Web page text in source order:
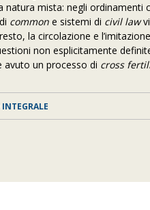
mista: negli
di common e sistemi di civil law
la circolazione e
non esplicitamente
un processo di cross